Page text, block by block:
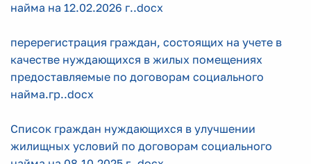
найма на 12.02.2026 г..docx
перерегистрация граждан, состоящих на учете в
качестве нуждающихся в жилых помещениях
предоставляемые по договорам социального
найма.гр..docx
Список граждан нуждающихся в улучшении
жилищных условий по договорам социального